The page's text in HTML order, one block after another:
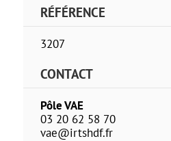
RÉFÉRENCE
3207
CONTACT
Pôle VAE
03 20 62 58 70
vae@irtshdf.fr